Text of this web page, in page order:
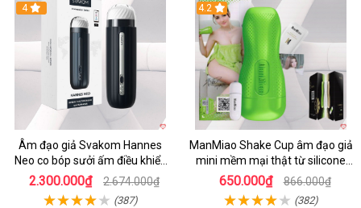
4
Âm đạo giả Svakom Hannes
Neo co bóp sưởi ấm điều khiển
app tiện lợi
2.300.000₫ 2.674.000₫
(387)
4.2
ManMiao Shake Cup âm đạo giả
mini mềm mại thật từ silicone
cao cấp
650.000₫ 866.000₫
(382)